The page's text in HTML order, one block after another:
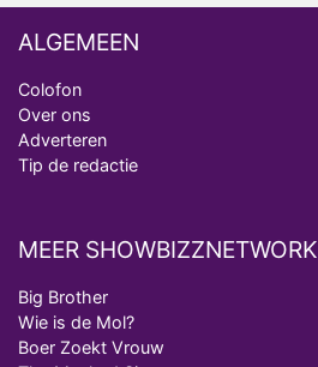
ALGEMEEN
Colofon
Over ons
Adverteren
Tip de redactie
MEER SHOWBIZZNETWORK
Big Brother
Wie is de Mol?
Boer Zoekt Vrouw